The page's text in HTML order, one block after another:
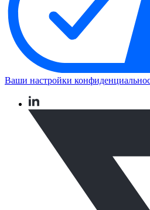
Ваши настройки